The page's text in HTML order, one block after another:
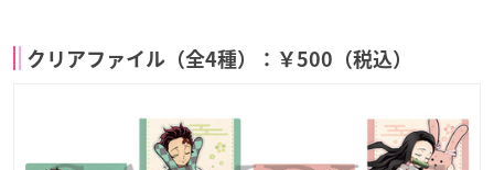
クリアファイル（全4種）：￥500（税込）